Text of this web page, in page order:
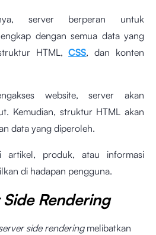
server berperan untuk
dengan semua data yang
HTML,CSS, dan konten
website, server akan
Kemudian, struktur HTML akan
data yang diperoleh.
artikel, produk, atau informasi
di hadapan pengguna.
Side Rendering
side rendering melibatkan